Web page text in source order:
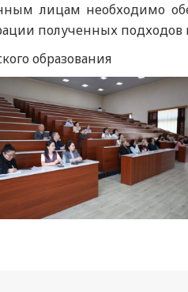
лицам необходимо
полученных подходов
образования